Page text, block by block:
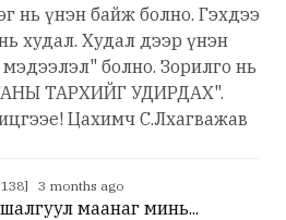
нь үнэн байж болно. Гэхдээ
худал. Худал дээр үнэн
болно. Зорилго нь
ТАРХИЙГ УДИРДАХ".
Цахимч С.Лхагважав
3 months ago
маанаг минь...